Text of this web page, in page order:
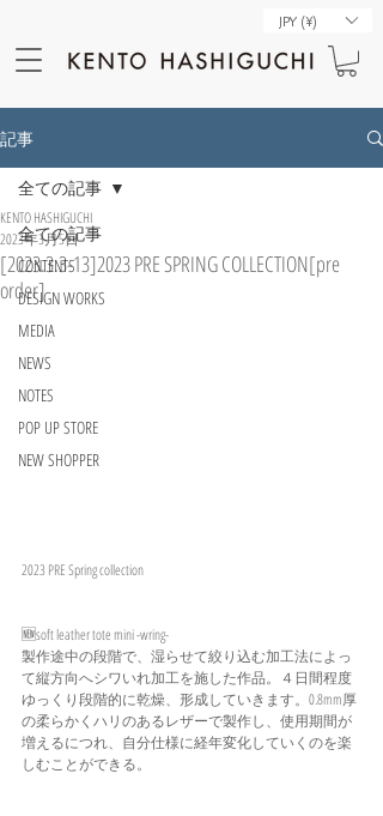
JPY (¥)
記事
全ての記事
CONTENTS
DESIGN WORKS
MEDIA
NEWS
NOTES
POP UP STORE
NEW SHOPPER
全ての記事
[2023.3.3-13]2023 PRE SPRING COLLECTION[pre
order]
KENTO HASHIGUCHI
2023年3月5日
2023 PRE Spring collection
🆕soft leather tote mini -wring-
製作途中の段階で、湿らせて絞り込む加工法によっ
て縦方向へシワいれ加工を施した作品。４日間程度
ゆっくり段階的に乾燥、形成していきます。0.8mm厚
の柔らかくハリのあるレザーで製作し、使用期間が
増えるにつれ、自分仕様に経年変化していくのを楽
しむことができる。